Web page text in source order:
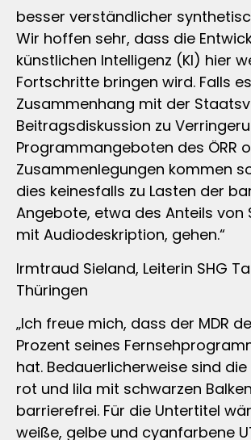
besser verständlicher
Wir hoffen sehr, dass die
künstlichen Intelligenz (KI) hier
Fortschritte bringen wird. Falls
Zusammenhang mit der
Beitragsdiskussion zu
Programmangeboten des ÖRR
Zusammenlegungen kommen
dies keinesfalls zu Lasten der
Angebote, etwa des Anteils von
mit Audiodeskription, gehen.“
Irmtraud Sieland, Leiterin SHG
Thüringen
„Ich freue mich, dass der MDR
Prozent seines
hat. Bedauerlicherweise sind
rot und lila mit schwarzen
barrierefrei. Für die Untertitel
weiße, gelbe und cyanfarbene